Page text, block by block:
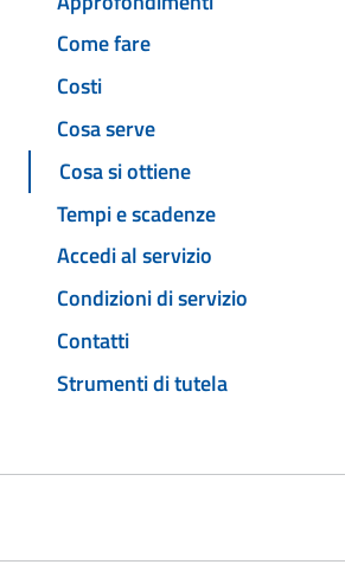
Come fare
Costi
Cosa serve
Cosa si ottiene
Tempi e scadenze
Accedi al servizio
Condizioni di servizio
Contatti
Strumenti di tutela